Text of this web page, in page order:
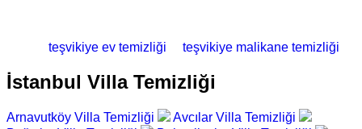
teşvikiye ev temizliği teşvikiye malikane temizliği
İstanbul Villa Temizliği
Arnavutköy Villa Temizliği
Avcılar Villa Temizliği